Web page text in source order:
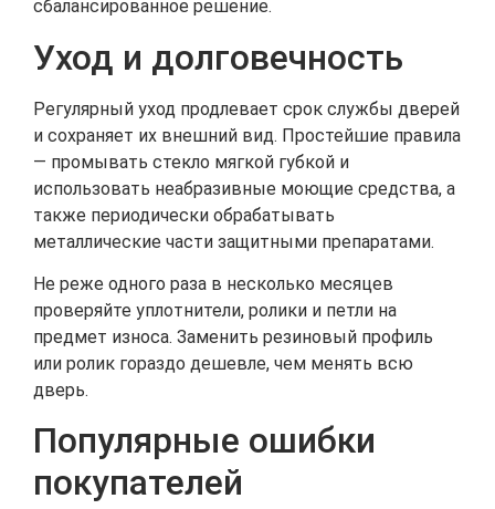
сбалансированное решение.
Уход и долговечность
Регулярный уход продлевает срок службы дверей
и сохраняет их внешний вид. Простейшие правила
— промывать стекло мягкой губкой и
использовать неабразивные моющие средства, а
также периодически обрабатывать
металлические части защитными препаратами.
Не реже одного раза в несколько месяцев
проверяйте уплотнители, ролики и петли на
предмет износа. Заменить резиновый профиль
или ролик гораздо дешевле, чем менять всю
дверь.
Популярные ошибки
покупателей